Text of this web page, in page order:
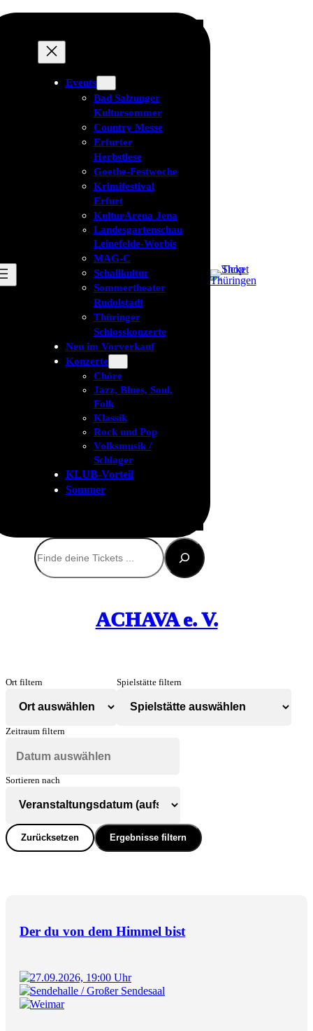
Events
Bad Salzunger
Kultursommer
Country Messe
Erfurter
Herbstlese
Goethe-Festwoche
Krimifestival
Erfurt
KulturArena Jena
Landesgartenschau
Leinefelde-Worbis
MAG-C
Schallkultur
Sommertheater
Rudolstadt
Thüringer
Schlosskonzerte
Neu im Vorverkauf
Konzerte
Chöre
Jazz, Blues, Soul,
Folk
Klassik
Rock und Pop
Volksmusik /
Schlager
KLUB-Vorteil
Sommer
Suchen
ACHAVA e. V.
Ort filtern Spielstätte filtern
Zeitraum filtern
Sortieren nach
Zurücksetzen Ergebnisse filtern
Der du von dem Himmel bist
27.09.2026, 19:00 Uhr
Sendehalle / Großer Sendesaal
Weimar